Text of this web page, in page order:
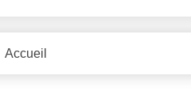
Accueil